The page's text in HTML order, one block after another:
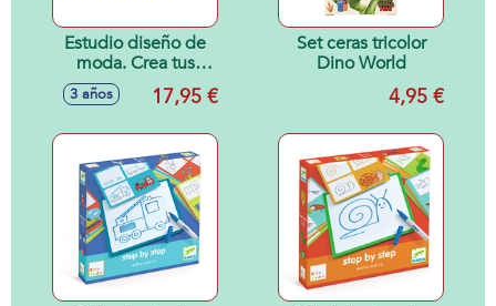
Estudio diseño de
moda. Crea tus
estilismos. Con mas
de 170
3 años 17,95 €
Set ceras tricolor
Dino World
4,95 €